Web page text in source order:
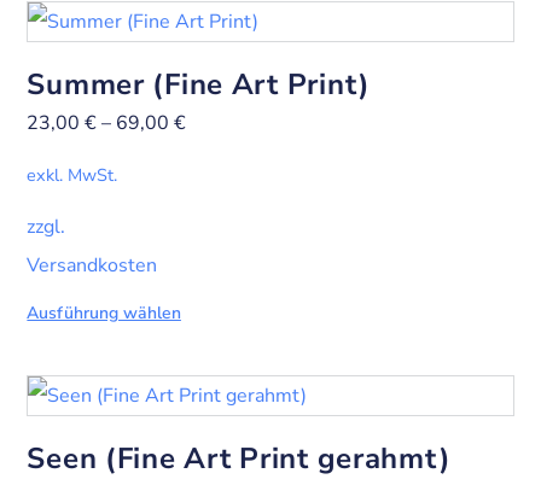
Summer (Fine Art Print)
23,00€– 69,00€
exkl. MwSt.
zzgl.
Versandkosten
Ausführung wählen
Seen (Fine Art Print gerahmt)